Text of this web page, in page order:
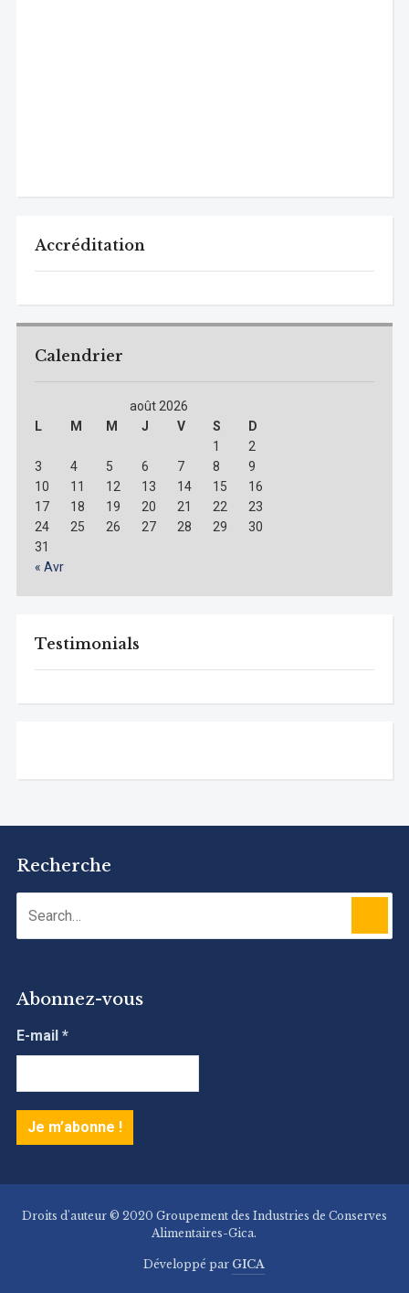
Accréditation
Calendrier
août 2026
L
M M J V S
D
1
2
3
4 5 6 7 8
9
10
11 12 13 14 15
16
17
18 19 20 21 22
23
24
25 26 27 28 29
30
31
« Avr
Testimonials
Recherche
Abonnez-vous
E-mail *
Droits d'auteur © 2020 Groupement des Industries de Conserves
Alimentaires-Gica.
Développé par GICA